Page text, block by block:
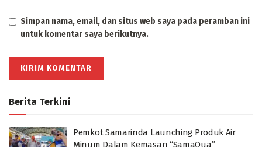
Simpan nama, email, dan situs web saya pada peramban ini
untuk komentar saya berikutnya.
Berita Terkini
Pemkot Samarinda Launching Produk Air
Minum Dalam Kemasan “SamaQua”